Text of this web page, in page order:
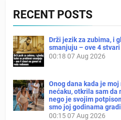
RECENT POSTS
Drži jezik za zubima, i
smanjuju – ove 4
00:18 07 Aug 2026
Onog dana kada je
nećaku, otkrila sam da
nego je svojim
smo joj godinama
00:1507 Aug 2026